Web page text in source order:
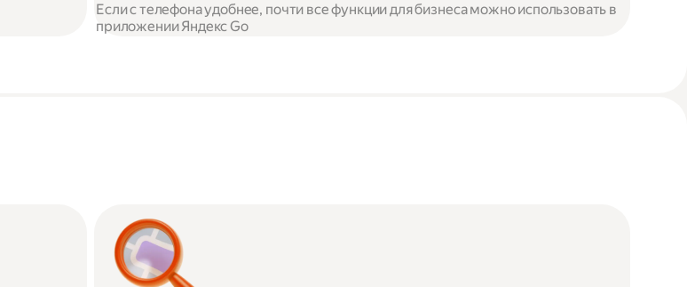
Если с телефона удобнее, почти все функции для бизнеса можно использовать в
приложении Яндекс Go